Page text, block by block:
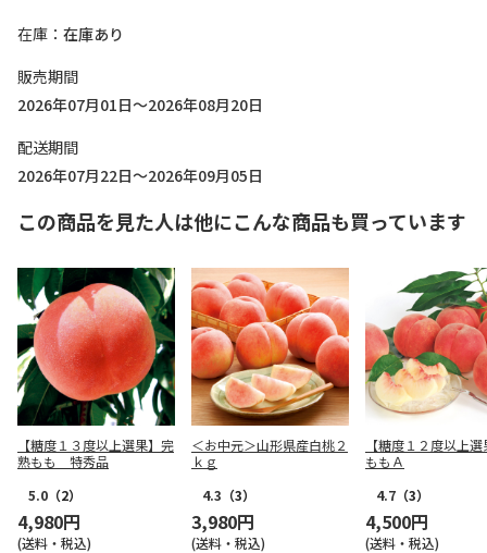
在庫
在庫あり
販売期間
2026年07月01日～2026年08月20日
配送期間
2026年07月22日～2026年09月05日
この商品を見た人は他にこんな商品も買っています
【糖度１３度以上選果】完
熟もも 特秀品
5.0 （2）
4,980円
(送料・税込)
＜お中元＞山形県産白桃２
ｋｇ
4.3 （3）
3,980円
(送料・税込)
【糖度１２度以上
ももＡ
4.7 （3）
4,500円
(送料・税込)